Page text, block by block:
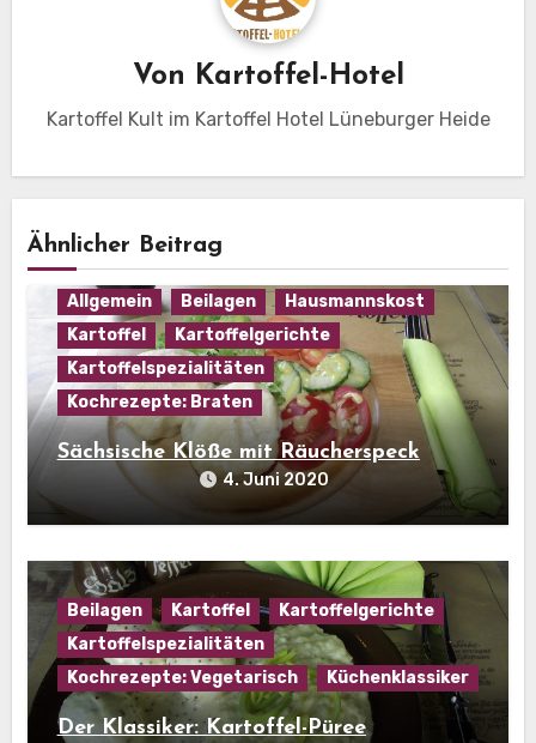
Von Kartoffel-Hotel
Kartoffel Kult im Kartoffel Hotel Lüneburger Heide
Ähnlicher Beitrag
Allgemein Beilagen
Hausmannskost
Kartoffel
Kartoffelgerichte
Kartoffelspezialitäten
Kochrezepte: Braten
Sächsische Klöße mit Räucherspeck
4. Juni 2020
Beilagen Kartoffel
Kartoffelgerichte
Kartoffelspezialitäten
Kochrezepte: Vegetarisch
Küchenklassiker
Der Klassiker: Kartoffel-Püree